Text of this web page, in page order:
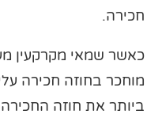
חכירה.
כאשר שמאי מקרקעין
מוחכר בחוזה חכירה
ביותר את חוזה